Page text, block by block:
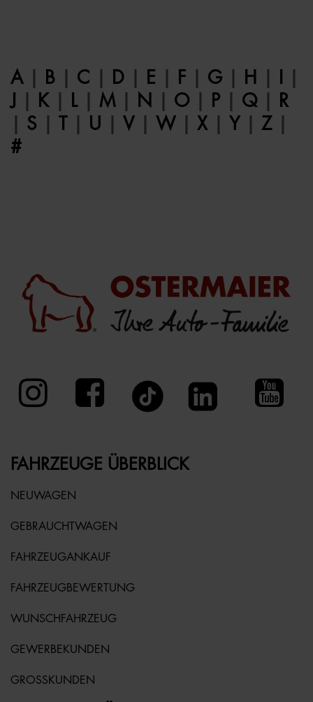
A| B C D E F G H
J
K L| M| N O| P Q|
R
S U V W X Y Z|
#
FAHRZEUGE ÜBERBLICK
NEUWAGEN
GEBRAUCHTWAGEN
FAHRZEUGANKAUF
FAHRZEUGBEWERTUNG
WUNSCHFAHRZEUG
GEWERBEKUNDEN
GROSSKUNDEN